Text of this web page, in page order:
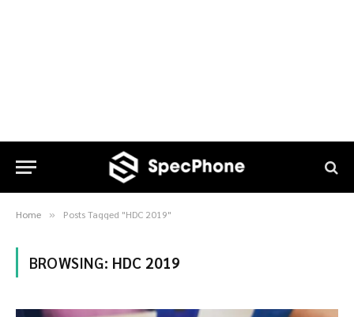
Home » Posts Tagged "HDC 2019"
BROWSING: HDC 2019